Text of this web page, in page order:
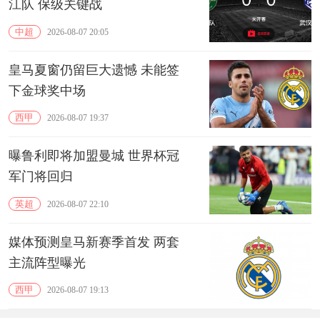
江队 保级关键战
中超 2026-08-07 20:05
皇马夏窗仍留巨大遗憾 未能签
下金球奖中场
西甲 2026-08-07 19:37
曝鲁利即将加盟曼城 世界杯冠
军门将回归
英超 2026-08-07 22:10
媒体预测皇马新赛季首发 两套
主流阵型曝光
西甲 2026-08-07 19:13